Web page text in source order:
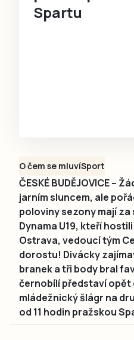
Spartu
O čem se mluvíSport
ČESKÉ BUDĚJOVICE –
jarním sluncem, ale
poloviny sezony mají
Dynama U19, kteří
Ostrava, vedoucí tým
dorostu! Divácky
branek a tři body bral
černobílí představí opět
mládežnický šlágr na
od 11 hodin pražskou